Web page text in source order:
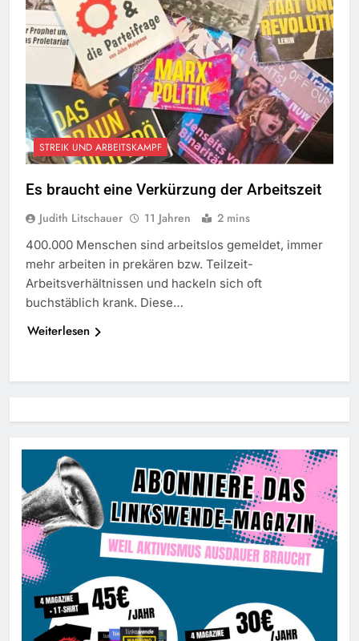
STREIK UND ARBEITSKAMPF
Es braucht eine Verkürzung der Arbeitszeit
Judith Litschauer 11 Jahren 2 mins
400.000 Menschen sind arbeitslos gemeldet, immer
mehr arbeiten in prekären bzw. Teilzeit-
Arbeitsverhältnissen und hackeln sich oft
buchstäblich krank. Diese…
Weiterlesen